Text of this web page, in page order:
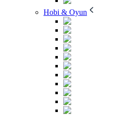
Hobi & Oyun